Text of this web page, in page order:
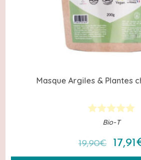
Masque Argiles & Plantes
Bio-T
19,90€
Le
17,91